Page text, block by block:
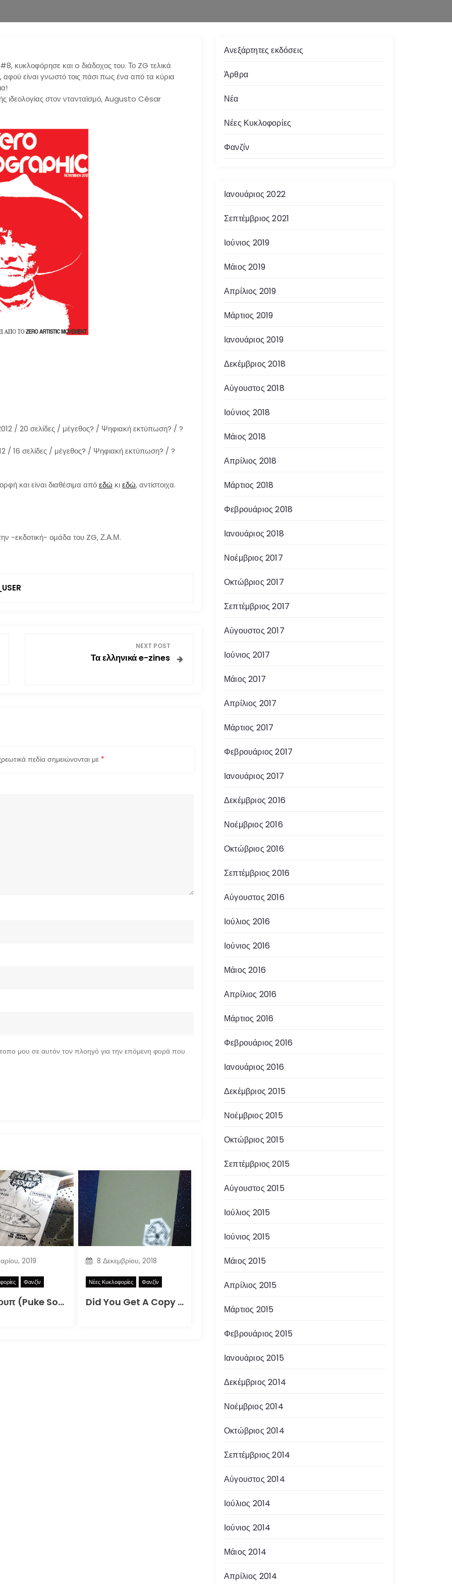
#8, κυκλοφόρησε και o διάδοχος του. Το ZG τελικά
είναι γνωστό τοις πάσι πως ένα από τα κύρια
ιδεολογίας στον ντανταϊσμό, Augusto César
/ 20 σελίδες / μέγεθος? / Ψηφιακή εκτύπωση? / ?
16 σελίδες / μέγεθος? / Ψηφιακή εκτύπωση? / ?
και είναι διαθέσιμα απόεδώ κιεδώ, αντίστοιχα.
-εκδοτική- ομάδα του ZG, Ζ.Α.Μ.
NEXT POST
Τα ελληνικά e-zines
πεδία σημειώνονται με *
μου σε αυτόν τον πλοηγό για την επόμενη φορά που
2019
Φανζίν
Puke Σουπ (Puke Soup)
8 Δεκεμβρίου, 2018
Νέες Κυκλοφορίες Φανζίν
Did You Get A Copy Of The DIY Zine For How To Better Participate In Your Local Apocalypse?
Ανεξάρτητες εκδόσεις
Άρθρα
Νέα
Νέες Κυκλοφορίες
Φανζίν
Ιανουάριος 2022
Σεπτέμβριος 2021
Ιούνιος 2019
Μάιος 2019
Απρίλιος 2019
Μάρτιος 2019
Ιανουάριος 2019
Δεκέμβριος 2018
Αύγουστος 2018
Ιούνιος 2018
Μάιος 2018
Απρίλιος 2018
Μάρτιος 2018
Φεβρουάριος 2018
Ιανουάριος 2018
Νοέμβριος 2017
Οκτώβριος 2017
Σεπτέμβριος 2017
Αύγουστος 2017
Ιούνιος 2017
Μάιος 2017
Απρίλιος 2017
Μάρτιος 2017
Φεβρουάριος 2017
Ιανουάριος 2017
Δεκέμβριος 2016
Νοέμβριος 2016
Οκτώβριος 2016
Σεπτέμβριος 2016
Αύγουστος 2016
Ιούλιος 2016
Ιούνιος 2016
Μάιος 2016
Απρίλιος 2016
Μάρτιος 2016
Φεβρουάριος 2016
Ιανουάριος 2016
Δεκέμβριος 2015
Νοέμβριος 2015
Οκτώβριος 2015
Σεπτέμβριος 2015
Αύγουστος 2015
Ιούλιος 2015
Ιούνιος 2015
Μάιος 2015
Απρίλιος 2015
Μάρτιος 2015
Φεβρουάριος 2015
Ιανουάριος 2015
Δεκέμβριος 2014
Νοέμβριος 2014
Οκτώβριος 2014
Σεπτέμβριος 2014
Αύγουστος 2014
Ιούλιος 2014
Ιούνιος 2014
Μάιος 2014
Απρίλιος 2014